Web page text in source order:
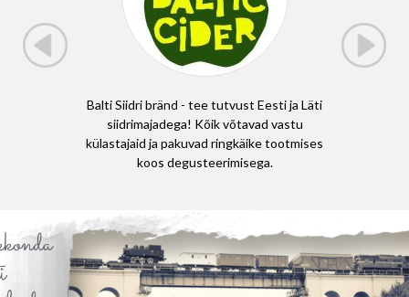
Balti Siidri bränd - tee tutvust Eesti ja Läti
siidrimajadega! Kõik võtavad vastu
külastajaid ja pakuvad ringkäike tootmises
koos degusteerimisega.